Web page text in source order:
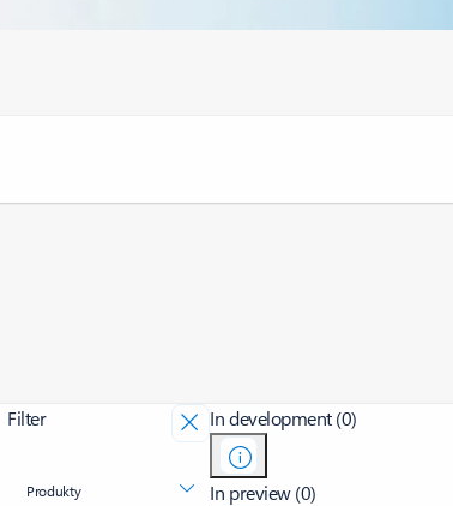
Filter
Produkty
In development (0)
In preview (0)